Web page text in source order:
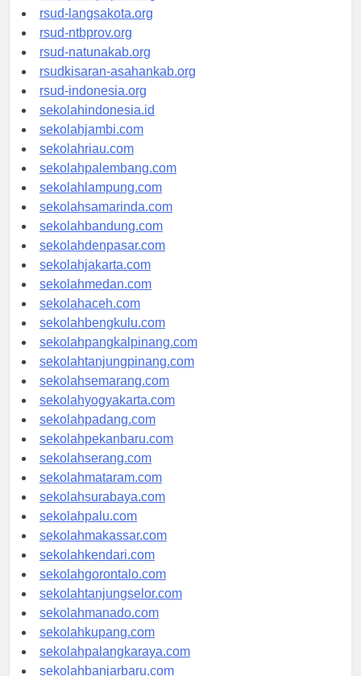
rsudtpi-kepriprov.org
rsud-langsakota.org
rsud-ntbprov.org
rsud-natunakab.org
rsudkisaran-asahankab.org
rsud-indonesia.org
sekolahindonesia.id
sekolahjambi.com
sekolahriau.com
sekolahpalembang.com
sekolahlampung.com
sekolahsamarinda.com
sekolahbandung.com
sekolahdenpasar.com
sekolahjakarta.com
sekolahmedan.com
sekolahaceh.com
sekolahbengkulu.com
sekolahpangkalpinang.com
sekolahtanjungpinang.com
sekolahsemarang.com
sekolahyogyakarta.com
sekolahpadang.com
sekolahpekanbaru.com
sekolahserang.com
sekolahmataram.com
sekolahsurabaya.com
sekolahpalu.com
sekolahmakassar.com
sekolahkendari.com
sekolahgorontalo.com
sekolahtanjungselor.com
sekolahmanado.com
sekolahkupang.com
sekolahpalangkaraya.com